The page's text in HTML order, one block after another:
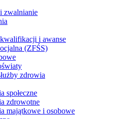
zwalnianie
i awanse
(ZFŚS)
zdrowia
społeczne
zdrowotne
majątkowe i osobowe